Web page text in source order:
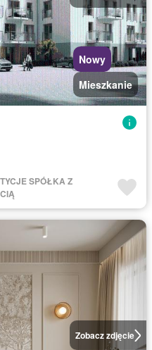
Nowy
Mieszkanie
SPÓŁKA Z
Zobacz zdjęcie